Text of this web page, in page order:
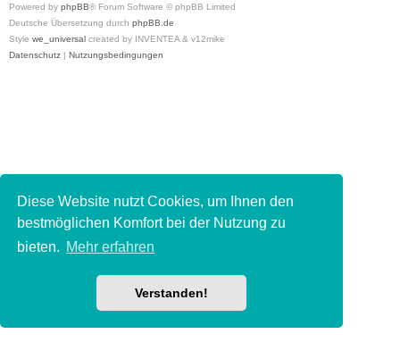
Diese Website nutzt Cookies, um Ihnen den
bestmöglichen Komfort bei der Nutzung zu
bieten. Mehr erfahren
Verstanden!
Powered by phpBB® Forum Software © phpBB Limited
Deutsche Übersetzung durch phpBB.de
Style we_universal created by INVENTEA & v12mike
Datenschutz | Nutzungsbedingungen